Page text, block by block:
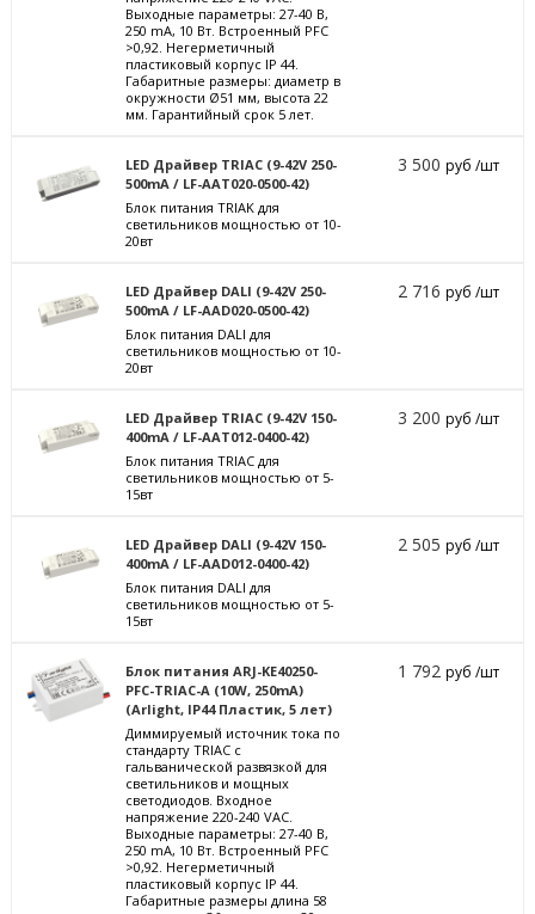
Выходные параметры: 27-40 В,
250 mА, 10 Вт. Встроенный PFC
>0,92. Негерметичный
пластиковый корпус IP 44.
Габаритные размеры: диаметр в
окружности Ø51 мм, высота 22
мм. Гарантийный срок 5 лет.
LED Драйвер TRIAC (9-42V 250-
500mA / LF-AAT020-0500-42)
Блок питания TRIAK для
светильников мощностью от 10-
20вт
3 500руб /шт
LED Драйвер DALI (9-42V 250-
500mA / LF-AAD020-0500-42)
Блок питания DALI для
светильников мощностью от 10-
20вт
2 716руб /шт
LED Драйвер TRIAC (9-42V 150-
400mA / LF-AAT012-0400-42)
Блок питания TRIAC для
светильников мощностью от 5-
15вт
3 200руб /шт
LED Драйвер DALI (9-42V 150-
400mA / LF-AAD012-0400-42)
Блок питания DALI для
светильников мощностью от 5-
15вт
2 505руб /шт
Блок питания ARJ-KE40250-
PFC-TRIAC-A (10W, 250mA)
(Arlight, IP44 Пластик, 5 лет)
Диммируемый источник тока по
стандарту TRIAC с
гальванической развязкой для
светильников и мощных
светодиодов. Входное
напряжение 220-240 VAC.
Выходные параметры: 27-40 В,
250 mА, 10 Вт. Встроенный PFC
>0,92. Негерметичный
пластиковый корпус IP 44.
Габаритные размеры длина 58
1 792руб /шт